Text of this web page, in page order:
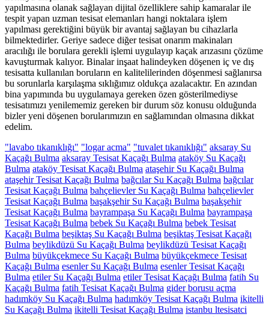
yapılmasına olanak sağlayan dijital özelliklere sahip kamaralar ile
tespit yapan uzman tesisat elemanları hangi noktalara işlem
yapılması gerektiğini büyük bir avantaj sağlayan bu cihazlarla
bilmektedirler. Geriye sadece diğer tesisat onarım makinaları
aracılığı ile borulara gerekli işlemi uygulayıp kaçak arızasını çözüme
kavuşturmak kalıyor. Binalar inşaat halindeyken döşenen iç ve dış
tesisatta kullanılan boruların en kalitelilerinden döşenmesi sağlanırsa
bu sorunlarla karşılaşma sıklığımız oldukça azalacaktır. En azından
bina yapımında bu uygulamaya gereken özen gösterilmediyse
tesisatımızı yenilememiz gereken bir durum söz konusu olduğunda
bizler yeni döşenen borularımızın en sağlamından olmasına dikkat
edelim.
"lavabo tıkanıklığı" "logar acma" "tuvalet tıkanıklığı" aksaray Su
Kaçağı Bulma aksaray Tesisat Kaçağı Bulma ataköy Su Kaçağı
Bulma ataköy Tesisat Kaçağı Bulma ataşehir Su Kaçağı Bulma
ataşehir Tesisat Kaçağı Bulma bağcılar Su Kaçağı Bulma bağcılar
Tesisat Kaçağı Bulma bahçelievler Su Kaçağı Bulma bahçelievler
Tesisat Kaçağı Bulma başakşehir Su Kaçağı Bulma başakşehir
Tesisat Kaçağı Bulma bayrampaşa Su Kaçağı Bulma bayrampaşa
Tesisat Kaçağı Bulma bebek Su Kaçağı Bulma bebek Tesisat
Kaçağı Bulma beşiktaş Su Kaçağı Bulma beşiktaş Tesisat Kaçağı
Bulma beylikdüzü Su Kaçağı Bulma beylikdüzü Tesisat Kaçağı
Bulma büyükçekmece Su Kaçağı Bulma büyükçekmece Tesisat
Kaçağı Bulma esenler Su Kaçağı Bulma esenler Tesisat Kaçağı
Bulma etiler Su Kaçağı Bulma etiler Tesisat Kaçağı Bulma fatih Su
Kaçağı Bulma fatih Tesisat Kaçağı Bulma gider borusu açma
hadımköy Su Kaçağı Bulma hadımköy Tesisat Kaçağı Bulma ikitelli
Su Kaçağı Bulma ikitelli Tesisat Kaçağı Bulma istanbu ltesisatci